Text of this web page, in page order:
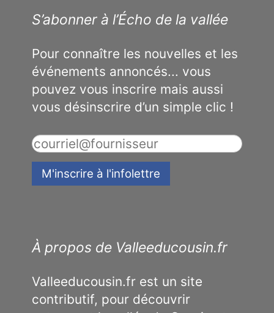
S’abonner à l’Écho de la vallée
Pour connaître les nouvelles et les
événements annoncés... vous
pouvez vous inscrire mais aussi
vous désinscrire d’un simple clic !
À propos de Valleeducousin.fr
Valleeducousin.fr est un site
contributif, pour découvrir